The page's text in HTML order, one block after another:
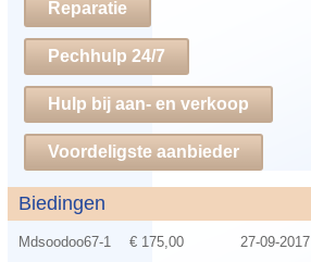
Reparatie
Pechhulp 24/7
Hulp bij aan- en verkoop
Voordeligste aanbieder
Biedingen
Mdsoodoo67-1 € 175,00 27-09-2017